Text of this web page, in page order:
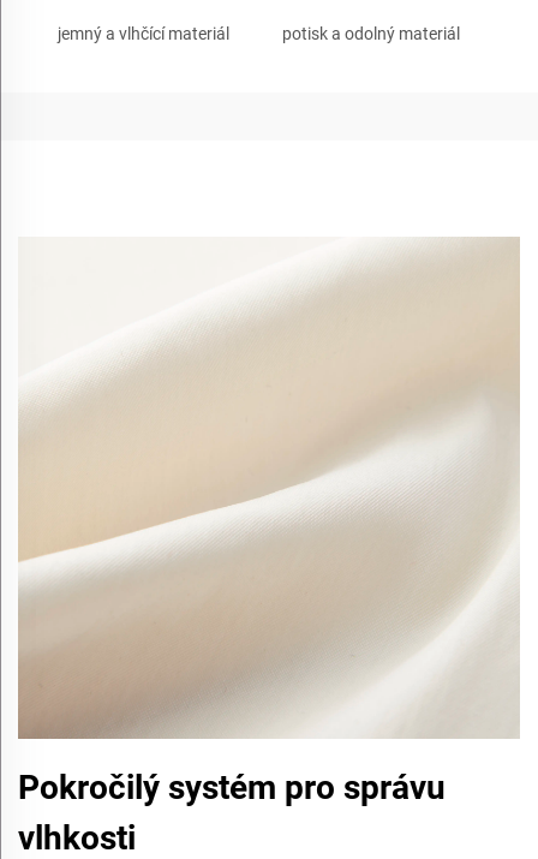
jemný a vlhčící materiál potisk a odolný materiál
Pokročilý systém pro správu
vlhkosti